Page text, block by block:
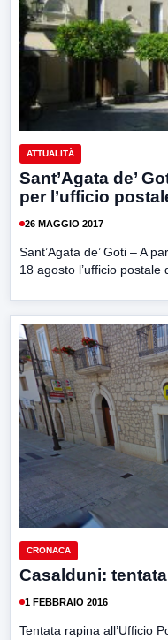
ATTUALITÀ
Sant’Agata de’
per l’ufficio
26 MAGGIO 2017
Sant’Agata de’ Goti – A
18 agosto l’ufficio postale
CRONACA
Casalduni:
1 FEBBRAIO 2016
Tentata rapina all’Ufficio